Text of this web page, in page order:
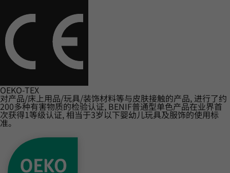
OEKO-TEX
对产品/床上用品/玩具/装饰材料等与皮肤接触的产品, 进行了约
200多种有害物质的检验认证, BENIF普通型单色产品在业界首
次获得1等级认证, 相当于3岁以下婴幼儿玩具及服饰的使用标
准。